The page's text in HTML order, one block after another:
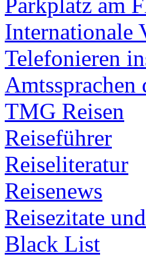
Internationale
Telefonieren
Amtssprachen
TMG Reisen
Reiseführer
Reiseliteratur
Reisenews
Reisezitate
Black List